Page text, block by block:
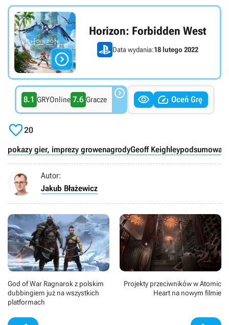

Horizon: Forbidden West
Data wydania:18 lutego 2022
8.1 GRYOnline 7.6 Gracze    Oceń Grę
20
pokazy gier, imprezy growenagrodyGeoff Keighley
Autor:
Jakub Błażewicz
God of War Ragnarok z polskim
dubbingiem już na wszystkich
platformach
Projekty przeciwników w Atomic
Heart na nowym filmie